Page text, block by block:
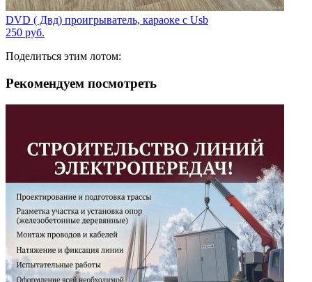
DVD ( Двд) проигрыватель, караоке с Usb
250 руб.
Поделиться этим лотом:
Рекомендуем посмотреть